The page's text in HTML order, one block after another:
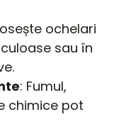
ochelari
sau în
: Fumul,
chimice pot